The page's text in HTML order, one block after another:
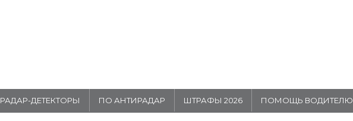
РАДАР-ДЕТЕКТОРЫ ПО АНТИРАДАР ШТРАФЫ 2026 ПОМОЩЬ ВОДИТЕЛЮ